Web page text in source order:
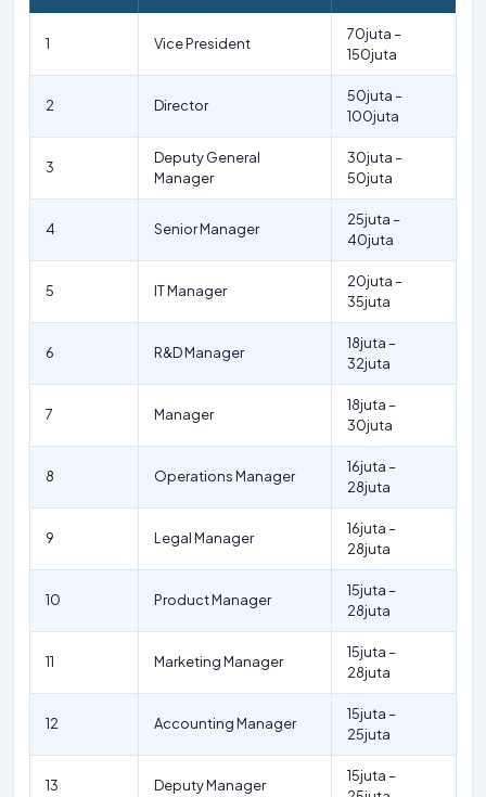
1 Vice President
70juta –
150juta
2 Director
50juta –
100juta
3
Deputy General
Manager
30juta –
50juta
4 Senior Manager
25juta –
40juta
5 IT Manager
20juta –
35juta
6 R&D Manager
18juta –
32juta
7 Manager
18juta –
30juta
8 Operations Manager
16juta –
28juta
9 Legal Manager
16juta –
28juta
10 Product Manager
15juta –
28juta
11 Marketing Manager
15juta –
28juta
12 Accounting Manager
15juta –
25juta
13 Deputy Manager
15juta –